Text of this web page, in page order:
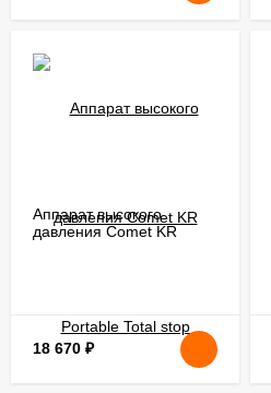
Аппарат высокого
давления Comet KR
18 670 ₽